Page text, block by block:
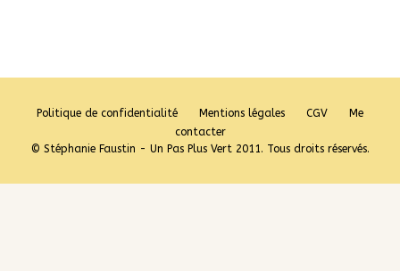
Politique de confidentialité Mentions légales CGV
Me
contacter
© Stéphanie Faustin - Un Pas Plus Vert 2011. Tous droits réservés.